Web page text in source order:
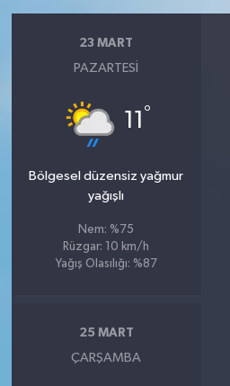
23 MART
PAZARTESI
11 °
Bölgesel düzensiz yağmur
yağışlı
Nem: %75
Rüzgar: 10 km/h
Yağış Olasılığı: %87
25 MART
ÇARŞAMBA